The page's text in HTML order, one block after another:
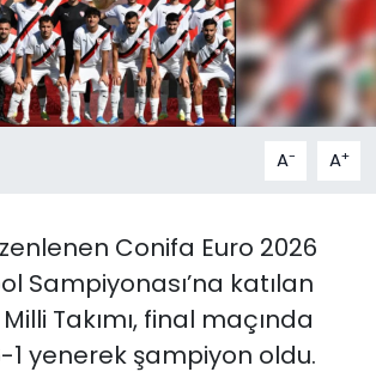
A- A+
Conifa Euro 2026
Sampiyonası’na katılan
Takımı, final maçında
1 yenerek şampiyon oldu.